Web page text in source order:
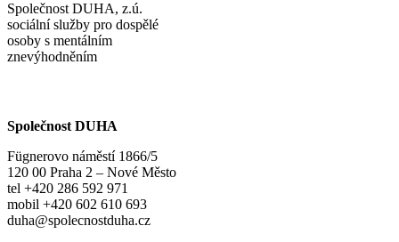
Společnost DUHA, z.ú.
sociální služby pro dospělé
osoby s mentálním
znevýhodněním
Společnost DUHA
Fügnerovo náměstí 1866/5
120 00 Praha 2 – Nové Město
tel +420 286 592 971
mobil +420 602 610 693
duha@spolecnostduha.cz